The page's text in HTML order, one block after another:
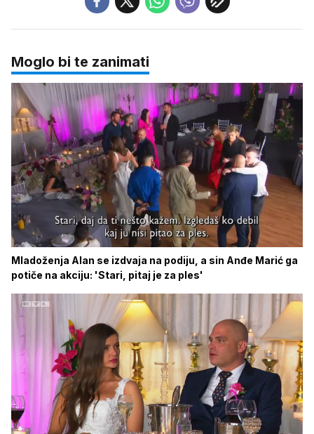
Moglo bi te zanimati
Mladoženja Alan se izdvaja na podiju, a sin Anđe Marić ga
potiče na akciju: 'Stari, pitaj je za ples'